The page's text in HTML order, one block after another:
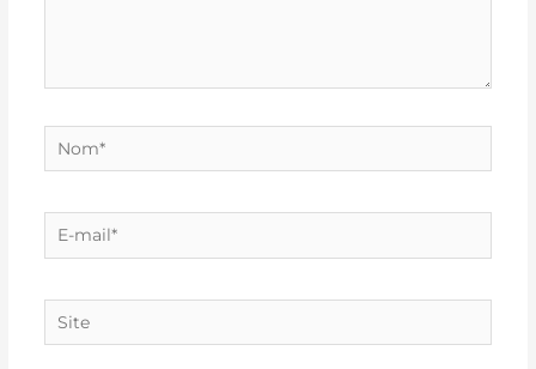
Nom*
E-
mail*
Site